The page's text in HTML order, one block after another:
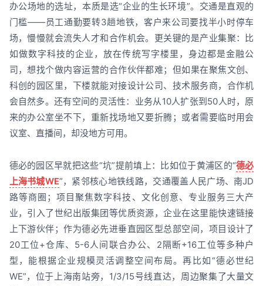
办公场地的选址，本质是选“企业的生长环境”。交通是直观的
门槛——员工通勤要转3趟地铁，客户来公司要找半小时停车
场，慢慢就会流失人才和合作机会。更关键的是产业集聚：比
如做数字科技的企业，放在传统写字楼里，身边都是金融公
司，想找个做内容运营的合作伙伴都难；但如果在聚焦文创、
科创的园区里，下楼就能对接设计公司、技术服务商，合作机
会自然多。还有空间的灵活性：业务从10人扩张到50人时，原
来的办公室坐不下，重新找场地又要折腾；或者需要临时用会
议室、直播间，却没地方可用。
德必的园区早就把这些“坑”提前填上：比如位于黄浦区的“德必
上海书城WE”，紧邻核心地铁线路，交通覆盖人民广场、南JD
路等商圈；项目聚焦数字科技、文化创意、专业服务三大产
业，引入了世纪出版集团等优质资源，企业在这里能快速链接
上下游伙伴；作为德必先进垂直园区型总部空间，项目设计了
20工位+仓库、5-6人间联合办公、2隔断+16工位等多种户
型，能根据企业规模灵活调整空间布局。再比如“德必世纪
WE”，位于上海南站旁，1/3/15号线直达，周边聚集了大量文